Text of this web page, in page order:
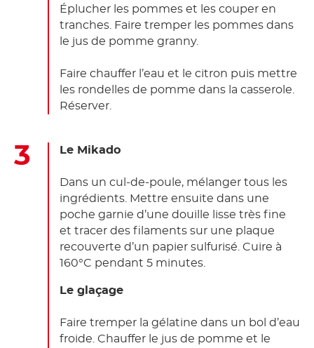
Éplucher les pommes et les couper en
tranches. Faire tremper les pommes dans
le jus de pomme granny.
Faire chauffer l’eau et le citron puis mettre
les rondelles de pomme dans la casserole.
Réserver.
Le Mikado
Dans un cul-de-poule, mélanger tous les
ingrédients. Mettre ensuite dans une
poche garnie d’une douille lisse très fine
et tracer des filaments sur une plaque
recouverte d’un papier sulfurisé. Cuire à
160°C pendant 5 minutes.
Le glaçage
Faire tremper la gélatine dans un bol d’eau
froide. Chauffer le jus de pomme et le